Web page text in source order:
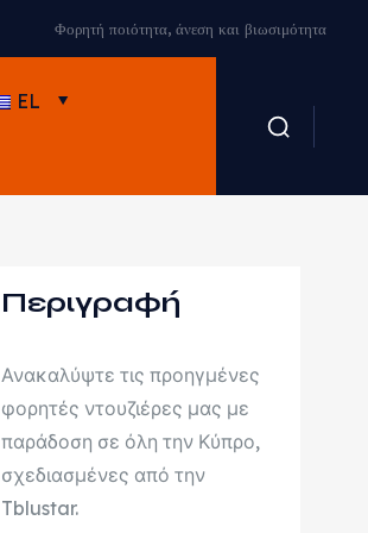
Φορητή ποιότητα, άνεση και βιωσιμότητα
EL
Περιγραφή
Ανακαλύψτε τις προηγμένες
φορητές ντουζιέρες μας με
παράδοση σε όλη την Κύπρο,
σχεδιασμένες από την
Tblustar.